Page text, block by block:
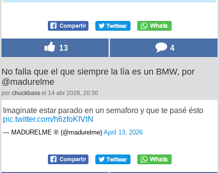
13 4
No falla que el que siempre la lía es un BMW, por
@madurelme
por chuckbass el 14 abr 2026, 20:30
Imaginate estar parado en un semaforo y que te pasé ésto
pic.twitter.com/h6zfoKIVtN
— MADURELME ® (@madurelme) April 13, 2026